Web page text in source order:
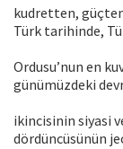
kudretten,
Türk tarihinde,
Ordusu’nun en
günümüzdeki
ikincisinin siyasi
dördüncüsünün